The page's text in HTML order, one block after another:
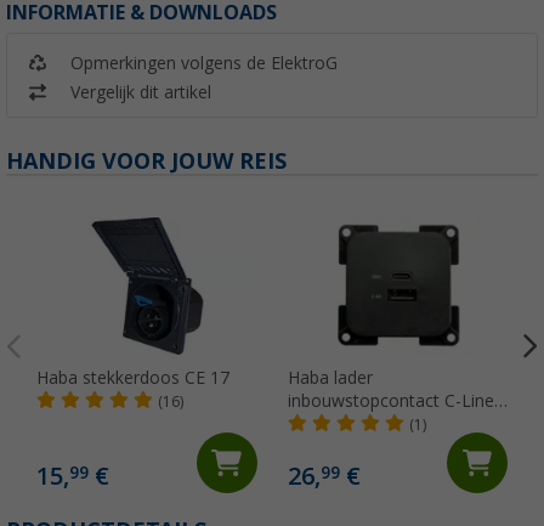
INFORMATIE & DOWNLOADS
Opmerkingen volgens de ElektroG
Vergelijk dit artikel
HANDIG VOOR JOUW REIS
Haba stekkerdoos CE 17
(16)
15,99 €
Haba lader
inbouwstopcontact C-Line
dual USB-A en USB-C 10-24
(1)
26,99€